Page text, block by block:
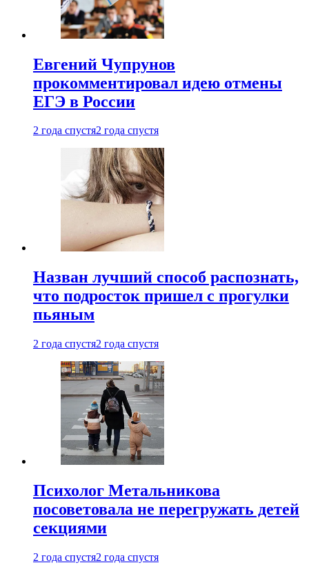
Евгений Чупрунов
прокомментировал идею отмены
ЕГЭ в России
2 года спустя2 года спустя
Назван лучший способ распознать,
что подросток пришел с прогулки
пьяным
2 года спустя2 года спустя
Психолог Метальникова
посоветовала не перегружать детей
секциями
2 года спустя2 года спустя